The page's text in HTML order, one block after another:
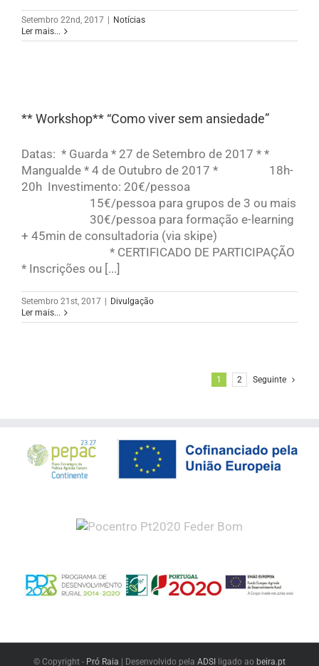
Setembro 22nd, 2017
Notícias
Ler mais...
** Workshop** “Como viver sem ansiedade”
Datas: * Guarda * 27 de Setembro de 2017 * *
Mangualde * 4 de Outubro de 2017 * 18h-
20h Investimento: 20€/pessoa
15€/pessoa para grupos de 3 ou mais
30€/pessoa para formação e-learning
+ 45min de consultadoria (via skipe)
* CERTIFICADO DE PARTICIPAÇÃO
* Inscrições ou [...]
Setembro 21st, 2017
Divulgação
Ler mais...
1 2 Seguinte
© Copyright - Pró Raia | Desenvolvido pela ADSI ligado ao beira.pt